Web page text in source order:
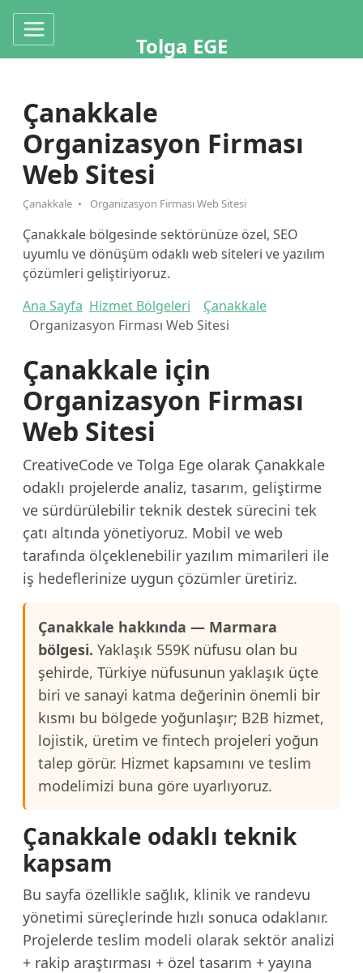
Tolga EGE
Çanakkale
Organizasyon Firması
Web Sitesi
Çanakkale Organizasyon Firması Web Sitesi
Çanakkale bölgesinde sektörünüze özel, SEO
uyumlu ve dönüşüm odaklı web siteleri ve yazılım
çözümleri geliştiriyoruz.
Ana Sayfa Hizmet Bölgeleri
Çanakkale
Organizasyon Firması Web Sitesi
Çanakkale için
Organizasyon Firması
Web Sitesi
CreativeCode ve Tolga Ege olarak Çanakkale
odaklı projelerde analiz, tasarım, geliştirme
ve sürdürülebilir teknik destek sürecini tek
çatı altında yönetiyoruz. Mobil ve web
tarafında ölçeklenebilir yazılım mimarileri ile
iş hedeflerinize uygun çözümler üretiriz.
Çanakkale hakkında — Marmara
bölgesi. Yaklaşık 559K nüfusu olan bu
şehirde, Türkiye nüfusunun yaklaşık üçte
biri ve sanayi katma değerinin önemli bir
kısmı bu bölgede yoğunlaşır; B2B hizmet,
lojistik, üretim ve fintech projeleri yoğun
talep görür. Hizmet kapsamını ve teslim
modelimizi buna göre uyarlıyoruz.
Çanakkale odaklı teknik
kapsam
Bu sayfa özellikle sağlık, klinik ve randevu
yönetimi süreçlerinde hızlı sonuca odaklanır.
Projelerde teslim modeli olarak sektör analizi
+ rakip araştırması + özel tasarım + yayına